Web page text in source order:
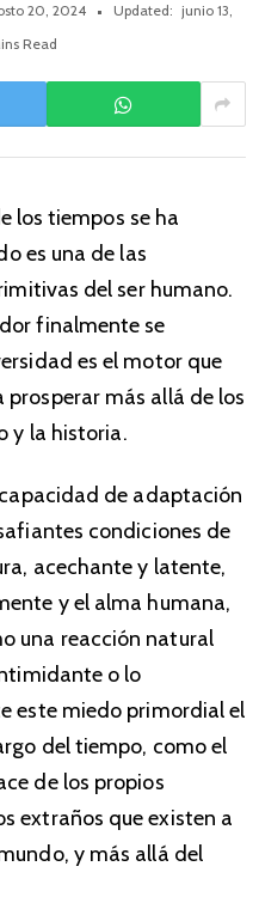
20, 2024 Updated: junio 13,
Read
los tiempos se ha
es una de las
del ser humano.
finalmente se
es el motor que
más allá de los
y la historia.
de adaptación
condiciones de
acechante y latente,
y el alma humana,
una reacción natural
o lo
este miedo primordial el
del tiempo, como el
de los propios
extraños que existen a
y más allá del